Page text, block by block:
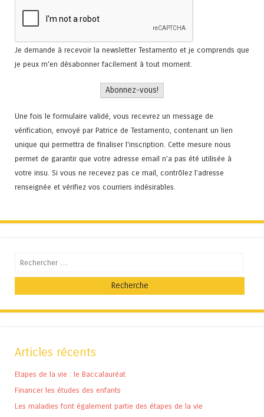
Je demande à recevoir la newsletter Testamento et je comprends que
je peux m'en désabonner facilement à tout moment.
Une fois le formulaire validé, vous recevrez un message de
vérification, envoyé par Patrice de Testamento, contenant un lien
unique qui permettra de finaliser l'inscription. Cette mesure nous
permet de garantir que votre adresse email n’a pas été utilisée à
votre insu. Si vous ne recevez pas ce mail, contrôlez l’adresse
renseignée et vérifiez vos courriers indésirables.
Recherche
Articles récents
Etapes de la vie : le Baccalauréat
Financer les études des enfants
Les maladies font également partie des étapes de la vie